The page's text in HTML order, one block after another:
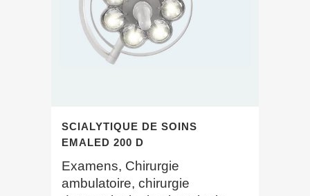
SCIALYTIQUE DE SOINS
EMALED 200 D
Examens, Chirurgie
ambulatoire, chirurgie